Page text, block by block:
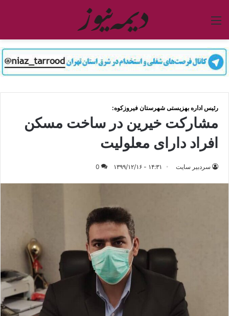
منو
رئیس اداره بهزیستی شهرستان فیروزکوه:
مشارکت خیرین در ساخت مسکن
افراد دارای معلولیت
سردبیر سایت ۱۴:۳۱ - ۱۳۹۹/۱۲/۱۶ 0